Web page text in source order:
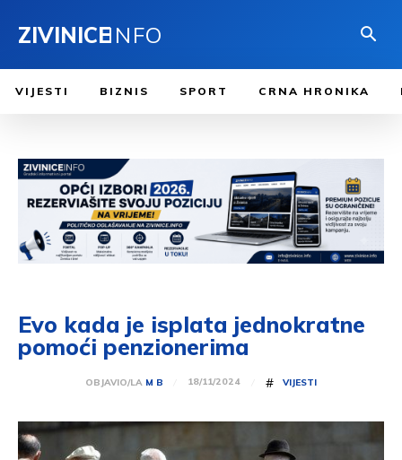
ZIVINICEINFO
VIJESTI BIZNIS SPORT CRNA HRONIKA
Evo kada je isplata jednokratne
pomoći penzionerima
OBJAVIO/LA M B 18/11/2024 # VIJESTI